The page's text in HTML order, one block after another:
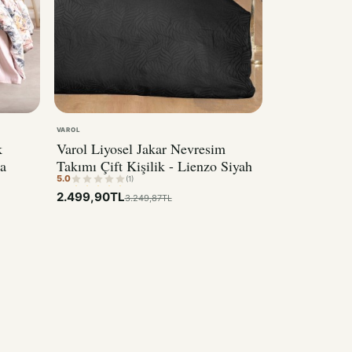
VAROL
Varol Liyosel Jakar Nevresim
Takımı Çift Kişilik - Lienzo Siyah
5.0 (1)
2.499,90TL3.249,87TL